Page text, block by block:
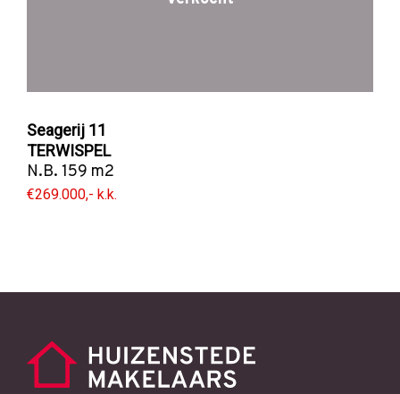
Seagerij 11
TERWISPEL
N.B. 159 m2
€269.000,- k.k.